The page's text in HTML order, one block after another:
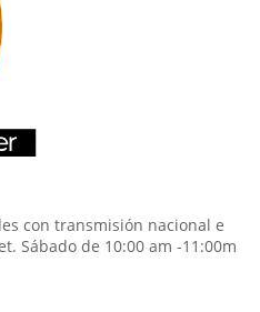
con transmisión nacional e
Sábado de 10:00 am -11:00m